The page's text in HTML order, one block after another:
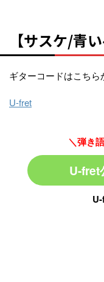
【サスケ/青
ギターコードはこちら
U-fret
＼弾き
U-fret